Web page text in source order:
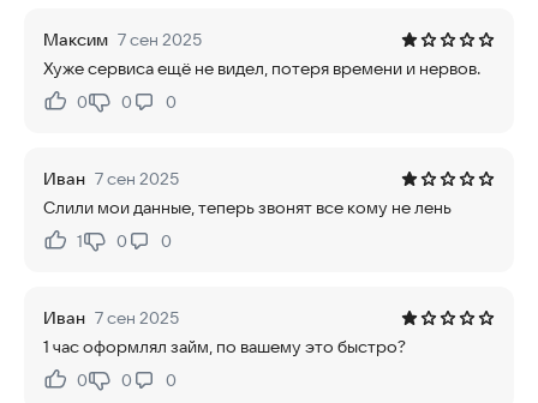
Максим 7 сен 2025
Хуже сервиса ещё не видел, потеря времени и нервов.
Нравится:
0Не нравится:
0 0
Иван 7 сен 2025
Слили мои данные, теперь звонят все кому не лень
Нравится:
1Не нравится:
0 0
Иван 7 сен 2025
1 час оформлял займ, по вашему это быстро?
Нравится:
0Не нравится:
0 0